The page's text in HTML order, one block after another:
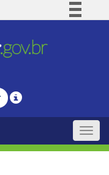
Comunica BR
Legislação
Toggle